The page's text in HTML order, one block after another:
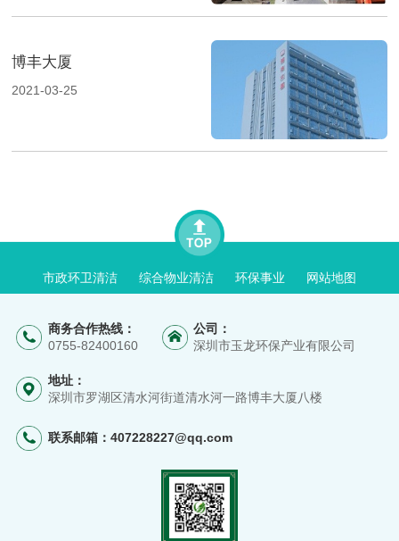
博丰大厦
2021-03-25
市政环卫清洁 综合物业清洁 环保事业 网站地图
商务合作热线：
0755-82400160
公司：
深圳市玉龙环保产业有限公司
地址：
深圳市罗湖区清水河街道清水河一路博丰大厦八楼
联系邮箱： 407228227@qq.com